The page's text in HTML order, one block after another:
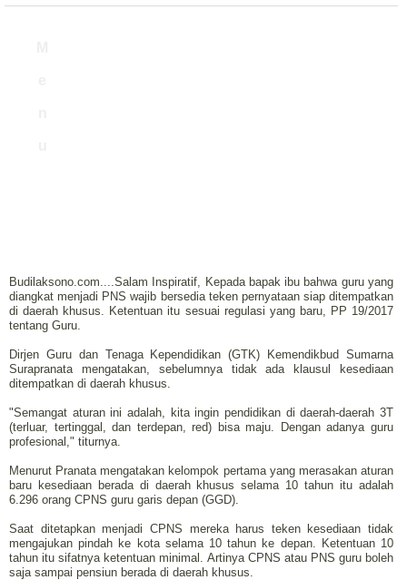
Budilaksono.com....Salam Inspiratif, Kepada bapak ibu bahwa guru yang
diangkat menjadi PNS wajib bersedia teken pernyataan siap ditempatkan
di daerah khusus. Ketentuan itu sesuai regulasi yang baru, PP 19/2017
tentang Guru.
Dirjen Guru dan Tenaga Kependidikan (GTK) Kemendikbud Sumarna
Surapranata mengatakan, sebelumnya tidak ada klausul kesediaan
ditempatkan di daerah khusus.
"Semangat aturan ini adalah, kita ingin pendidikan di daerah-daerah 3T
(terluar, tertinggal, dan terdepan, red) bisa maju. Dengan adanya guru
profesional," titurnya.
Menurut Pranata mengatakan kelompok pertama yang merasakan aturan
baru kesediaan berada di daerah khusus selama 10 tahun itu adalah
6.296 orang CPNS guru garis depan (GGD).
Saat ditetapkan menjadi CPNS mereka harus teken kesediaan tidak
mengajukan pindah ke kota selama 10 tahun ke depan. Ketentuan 10
tahun itu sifatnya ketentuan minimal. Artinya CPNS atau PNS guru boleh
saja sampai pensiun berada di daerah khusus.